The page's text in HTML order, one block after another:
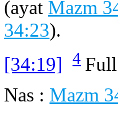
(ayat Mazm
34:23).
[34:19]
4
Nas : Mazm